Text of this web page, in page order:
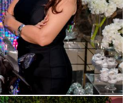
0